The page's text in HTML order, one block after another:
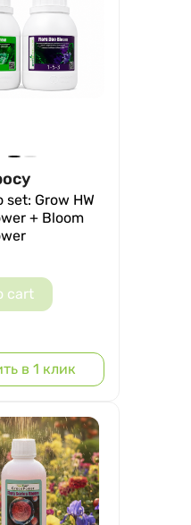
set: Grow HW
+ Bloom
cart
в 1 клик